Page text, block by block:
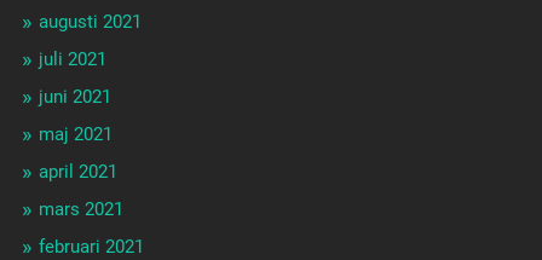
augusti 2021
juli 2021
juni 2021
maj 2021
april 2021
mars 2021
februari 2021